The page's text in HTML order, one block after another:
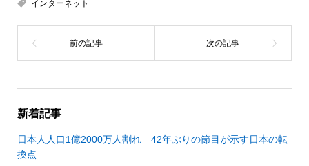
インターネット
新着記事
日本人人口1億2000万人割れ 42年ぶりの節目が示す日本の転
換点